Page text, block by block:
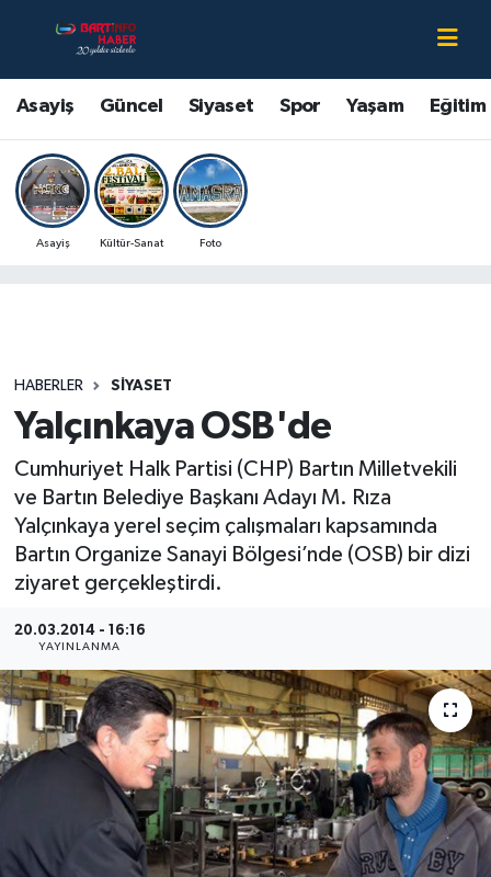
Asayiş Güncel Siyaset Spor Yaşam Eğitim
Asayiş Kültür-Sanat Foto
HABERLER SIYASET
Yalçınkaya OSB'de
Cumhuriyet Halk Partisi (CHP) Bartın Milletvekili
ve Bartın Belediye Başkanı Adayı M. Rıza
Yalçınkaya yerel seçim çalışmaları kapsamında
Bartın Organize Sanayi Bölgesi’nde (OSB) bir dizi
ziyaret gerçekleştirdi.
20.03.2014 - 16:16
YAYINLANMA
Asayiş
Bartın Hakkında
Çevre
Eğitim
Kültür-Sanat
Magazin
Medya
Sağlık
Sinema
Sivil Toplum
Siyaset
Tarım
Bartın Nöbetçi Eczaneler
Bartın Hava Durumu
Bartin Namaz Vakitleri
Bartın Trafik Yoğunluk Haritası
Son Dakika Haberleri
Haber Arşivi